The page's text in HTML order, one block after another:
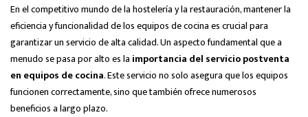
En el competitivo mundo de la hostelería y la restauración, mantener la
eficiencia y funcionalidad de los equipos de cocina es crucial para
garantizar un servicio de alta calidad. Un aspecto fundamental que a
menudo se pasa por alto es la importancia del servicio postventa
en equipos de cocina. Este servicio no solo asegura que los equipos
funcionen correctamente, sino que también ofrece numerosos
beneficios a largo plazo.